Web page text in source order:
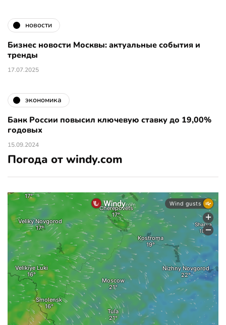
новости
Бизнес новости Москвы: актуальные события и
тренды
17.07.2025
экономика
Банк России повысил ключевую ставку до 19,00%
годовых
15.09.2024
Погода от windy.com